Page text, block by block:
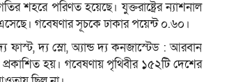
শহরে পরিণত হয়েছে। যুক্তরাষ্ট্রের ন্যাশনাল
গবেষণার সূচকে ঢাকার পয়েন্ট ০.৬০।
ফাস্ট, দ্য স্লো, অ্যান্ড দ্য কনজাস্টেড : আরবান
হয়। গবেষণায় পৃথিবীর ১৫২টি দেশের